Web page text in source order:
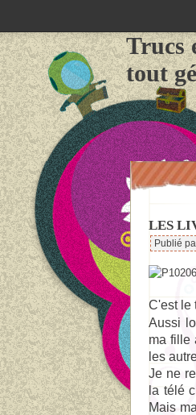
Trucs
tout
LES
Publié
C'est le
Aussi
ma fille
les
Je ne
la télé
Mais